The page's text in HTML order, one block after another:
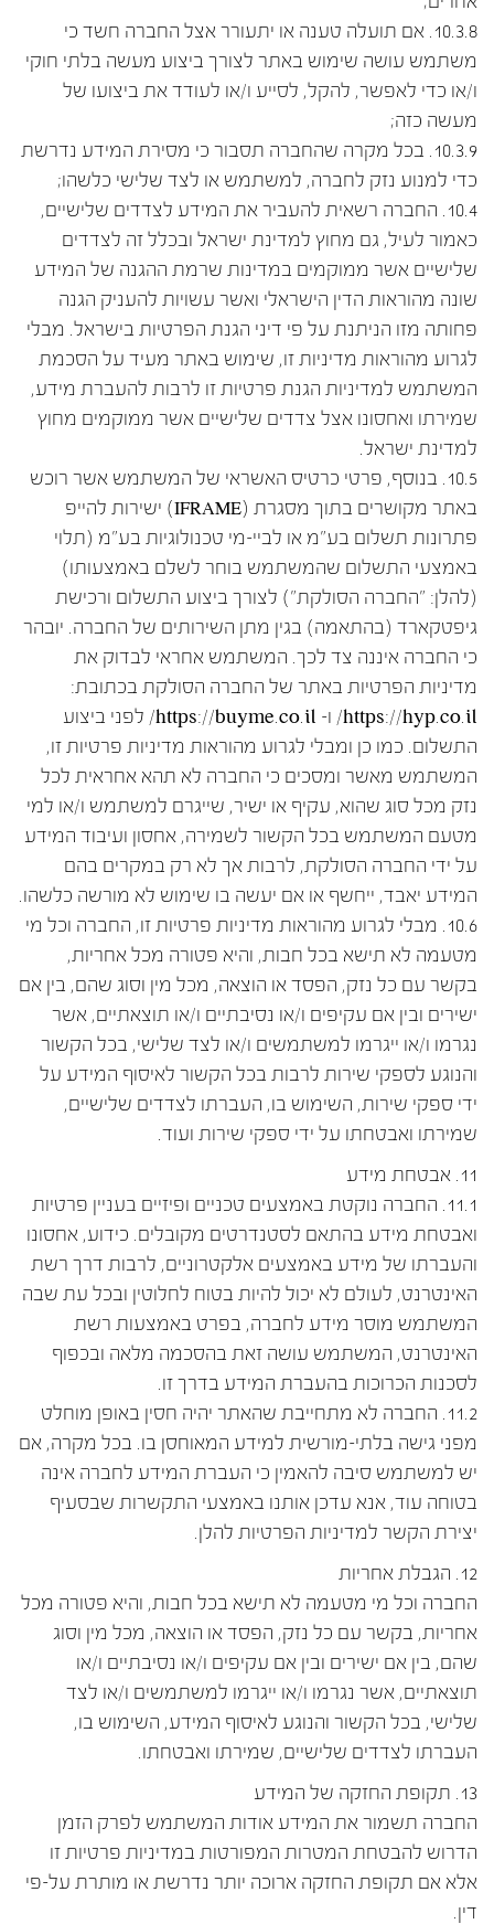
10.3.8. אם תועלה טענה או יתעורר אצל החברה חשד כי
משתמש עושה שימוש באתר לצורך ביצוע מעשה בלתי חוקי
ו/או כדי לאפשר, להקל, לסייע ו/או לעודד את ביצועו של
מעשה כזה;
10.3.9. בכל מקרה שהחברה תסבור כי מסירת המידע נדרשת
כדי למנוע נזק לחברה, למשתמש או לצד שלישי כלשהו;
10.4. החברה רשאית להעביר את המידע לצדדים שלישיים,
כאמור לעיל, גם מחוץ למדינת ישראל ובכלל זה לצדדים
שלישיים אשר ממוקמים במדינות שרמת ההגנה של המידע
שונה מהוראות הדין הישראלי ואשר עשויות להעניק הגנה
פחותה מזו הניתנת על פי דיני הגנת הפרטיות בישראל. מבלי
לגרוע מהוראות מדיניות זו, שימוש באתר מעיד על הסכמת
המשתמש למדיניות הגנת פרטיות זו לרבות להעברת מידע,
שמירתו ואחסונו אצל צדדים שלישיים אשר ממוקמים מחוץ
למדינת ישראל.
10.5. בנוסף, פרטי כרטיס האשראי של המשתמש אשר רוכש
באתר מקושרים בתוך מסגרת (IFRAME) ישירות להייפ
פתרונות תשלום בע"מ או לביי-מי טכנולוגיות בע"מ (תלוי
באמצעי התשלום שהמשתמש בוחר לשלם באמצעותו)
(להלן: "החברה הסולקת") לצורך ביצוע התשלום ורכישת
גיפטקארד (בהתאמה) בגין מתן השירותים של החברה. יובהר
כי החברה איננה צד לכך. המשתמש אחראי לבדוק את
מדיניות הפרטיות באתר של החברה הסולקת בכתובת:
https://hyp.co.il/ ו- https://buyme.co.il/ לפני ביצוע
התשלום. כמו כן ומבלי לגרוע מהוראות מדיניות פרטיות זו,
המשתמש מאשר ומסכים כי החברה לא תהא אחראית לכל
נזק מכל סוג שהוא, עקיף או ישיר, שייגרם למשתמש ו/או למי
מטעם המשתמש בכל הקשור לשמירה, אחסון ועיבוד המידע
על ידי החברה הסולקת, לרבות אך לא רק במקרים בהם
המידע יאבד, ייחשף או אם יעשה בו שימוש לא מורשה כלשהו.
10.6. מבלי לגרוע מהוראות מדיניות פרטיות זו, החברה וכל מי
מטעמה לא תישא בכל חבות, והיא פטורה מכל אחריות,
בקשר עם כל נזק, הפסד או הוצאה, מכל מין וסוג שהם, בין אם
ישירים ובין אם עקיפים ו/או נסיבתיים ו/או תוצאתיים, אשר
נגרמו ו/או ייגרמו למשתמשים ו/או לצד שלישי, בכל הקשור
והנוגע לספקי שירות לרבות בכל הקשור לאיסוף המידע על
ידי ספקי שירות, השימוש בו, העברתו לצדדים שלישיים,
שמירתו ואבטחתו על ידי ספקי שירות ועוד.
11. אבטחת מידע
11.1. החברה נוקטת באמצעים טכניים ופיזיים בעניין פרטיות
ואבטחת מידע בהתאם לסטנדרטים מקובלים. כידוע, אחסונו
והעברתו של מידע באמצעים אלקטרוניים, לרבות דרך רשת
האינטרנט, לעולם לא יכול להיות בטוח לחלוטין ובכל עת שבה
המשתמש מוסר מידע לחברה, בפרט באמצעות רשת
האינטרנט, המשתמש עושה זאת בהסכמה מלאה ובכפוף
לסכנות הכרוכות בהעברת המידע בדרך זו.
11.2. החברה לא מתחייבת שהאתר יהיה חסין באופן מוחלט
מפני גישה בלתי-מורשית למידע המאוחסן בו. בכל מקרה, אם
יש למשתמש סיבה להאמין כי העברת המידע לחברה אינה
בטוחה עוד, אנא עדכן אותנו באמצעי התקשרות שבסעיף
יצירת הקשר למדיניות הפרטיות להלן.
12. הגבלת אחריות
החברה וכל מי מטעמה לא תישא בכל חבות, והיא פטורה מכל
אחריות, בקשר עם כל נזק, הפסד או הוצאה, מכל מין וסוג
שהם, בין אם ישירים ובין אם עקיפים ו/או נסיבתיים ו/או
תוצאתיים, אשר נגרמו ו/או ייגרמו למשתמשים ו/או לצד
שלישי, בכל הקשור והנוגע לאיסוף המידע, השימוש בו,
העברתו לצדדים שלישיים, שמירתו ואבטחתו.
13. תקופת החזקה של המידע
החברה תשמור את המידע אודות המשתמש לפרק הזמן
הדרוש להבטחת המטרות המפורטות במדיניות פרטיות זו
אלא אם תקופת החזקה ארוכה יותר נדרשת או מותרת על-פי
דין.